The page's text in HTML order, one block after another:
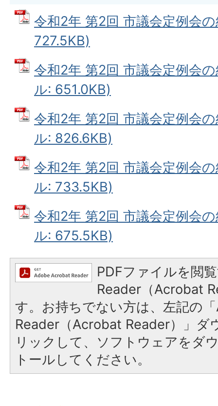
令和2年 第2回 市議会定例会
727.5KB)
令和2年 第2回 市議会定例会
ル: 651.0KB)
令和2年 第2回 市議会定例会
ル: 826.6KB)
令和2年 第2回 市議会定例会
ル: 733.5KB)
令和2年 第2回 市議会定例会
ル: 675.5KB)
PDFファイルを閲
Reader（Acrobat
す。お持ちでない方は、左記の
Reader（Acrobat Reader）」ダ
リックして、ソフトウェアをダ
トールしてください。